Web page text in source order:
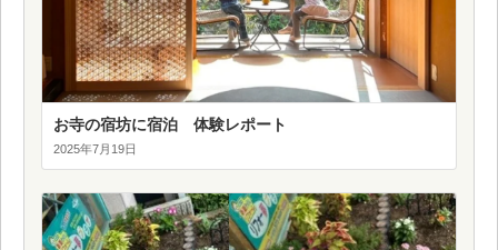
お寺の宿坊に宿泊 体験レポート
2025年7月19日